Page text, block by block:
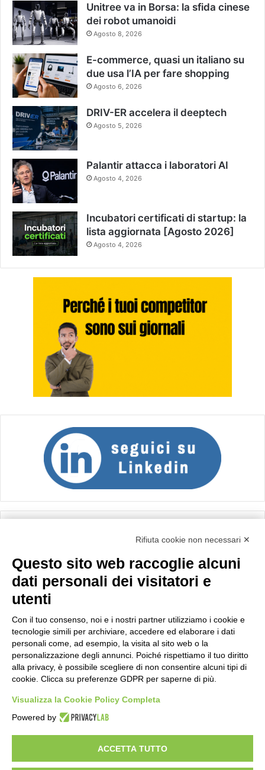
Unitree va in Borsa: la sfida cinese
dei robot umanoidi
Agosto 8, 2026
E-commerce, quasi un italiano su
due usa l’IA per fare shopping
Agosto 6, 2026
DRIV-ER accelera il deeptech
Agosto 5, 2026
Palantir attacca i laboratori AI
Agosto 4, 2026
Incubatori certificati di startup: la
lista aggiornata [Agosto 2026]
Agosto 4, 2026
Importo netto (€):
Calcola
Scorporo IVA
Importo lordo (€):
Rifiuta cookie non necessari ✕
Questo sito web raccoglie alcuni
dati personali dei visitatori e
utenti
Con il tuo consenso, noi e i nostri partner utilizziamo i cookie e
tecnologie simili per archiviare, accedere ed elaborare i dati
personali come, ad esempio, la visita al sito web o la
personalizzazione degli annunci. Poiché rispettiamo il tuo diritto
alla privacy, è possibile scegliere di non consentire alcuni tipi di
cookie. Clicca su preferenze GDPR per saperne di più.
Visualizza la Cookie Policy Completa
Powered by
ACCETTA TUTTO